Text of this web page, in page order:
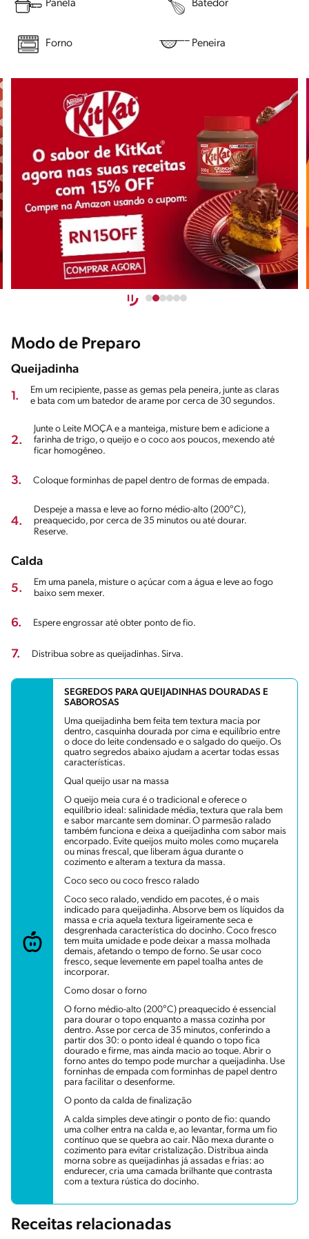
Panela Batedor
Forno Peneira
Modo de Preparo
Queijadinha
1.
Em um recipiente, passe as gemas pela peneira, junte as claras
e bata com um batedor de arame por cerca de 30 segundos.
2.
Junte o Leite MOÇA e a manteiga, misture bem e adicione a
farinha de trigo, o queijo e o coco aos poucos, mexendo até
ficar homogêneo.
3. Coloque forminhas de papel dentro de formas de empada.
4.
Despeje a massa e leve ao forno médio-alto (200°C),
preaquecido, por cerca de 35 minutos ou até dourar.
Reserve.
Calda
5.
Em uma panela, misture o açúcar com a água e leve ao fogo
baixo sem mexer.
6. Espere engrossar até obter ponto de fio.
7. Distribua sobre as queijadinhas. Sirva.
SEGREDOS PARA QUEIJADINHAS DOURADAS E
SABOROSAS
Uma queijadinha bem feita tem textura macia por
dentro, casquinha dourada por cima e equilíbrio entre
o doce do leite condensado e o salgado do queijo. Os
quatro segredos abaixo ajudam a acertar todas essas
características.
Qual queijo usar na massa
O queijo meia cura é o tradicional e oferece o
equilíbrio ideal: salinidade média, textura que rala bem
e sabor marcante sem dominar. O parmesão ralado
também funciona e deixa a queijadinha com sabor mais
encorpado. Evite queijos muito moles como muçarela
ou minas frescal, que liberam água durante o
cozimento e alteram a textura da massa.
Coco seco ou coco fresco ralado
Coco seco ralado, vendido em pacotes, é o mais
indicado para queijadinha. Absorve bem os líquidos da
massa e cria aquela textura ligeiramente seca e
desgrenhada característica do docinho. Coco fresco
tem muita umidade e pode deixar a massa molhada
demais, afetando o tempo de forno. Se usar coco
fresco, seque levemente em papel toalha antes de
incorporar.
Como dosar o forno
O forno médio-alto (200°C) preaquecido é essencial
para dourar o topo enquanto a massa cozinha por
dentro. Asse por cerca de 35 minutos, conferindo a
partir dos 30: o ponto ideal é quando o topo fica
dourado e firme, mas ainda macio ao toque. Abrir o
forno antes do tempo pode murchar a queijadinha. Use
forninhas de empada com forminhas de papel dentro
para facilitar o desenforme.
O ponto da calda de finalização
A calda simples deve atingir o ponto de fio: quando
uma colher entra na calda e, ao levantar, forma um fio
contínuo que se quebra ao cair. Não mexa durante o
cozimento para evitar cristalização. Distribua ainda
morna sobre as queijadinhas já assadas e frias: ao
endurecer, cria uma camada brilhante que contrasta
com a textura rústica do docinho.
Receitas relacionadas